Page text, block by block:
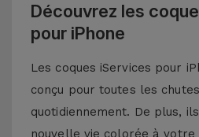
Découvrez les
pour iPhone
Les coques iServices pour
conçu pour toutes les
quotidiennement. De plus,
nouvelle vie colorée à